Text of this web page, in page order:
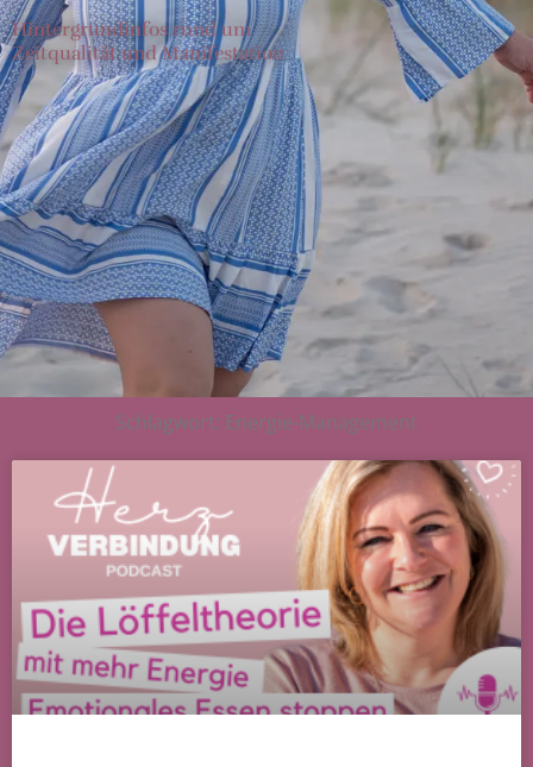
Hintergrundinfos rund um
Zeitqualität und Manifestation
Schlagwort: Energie-Management